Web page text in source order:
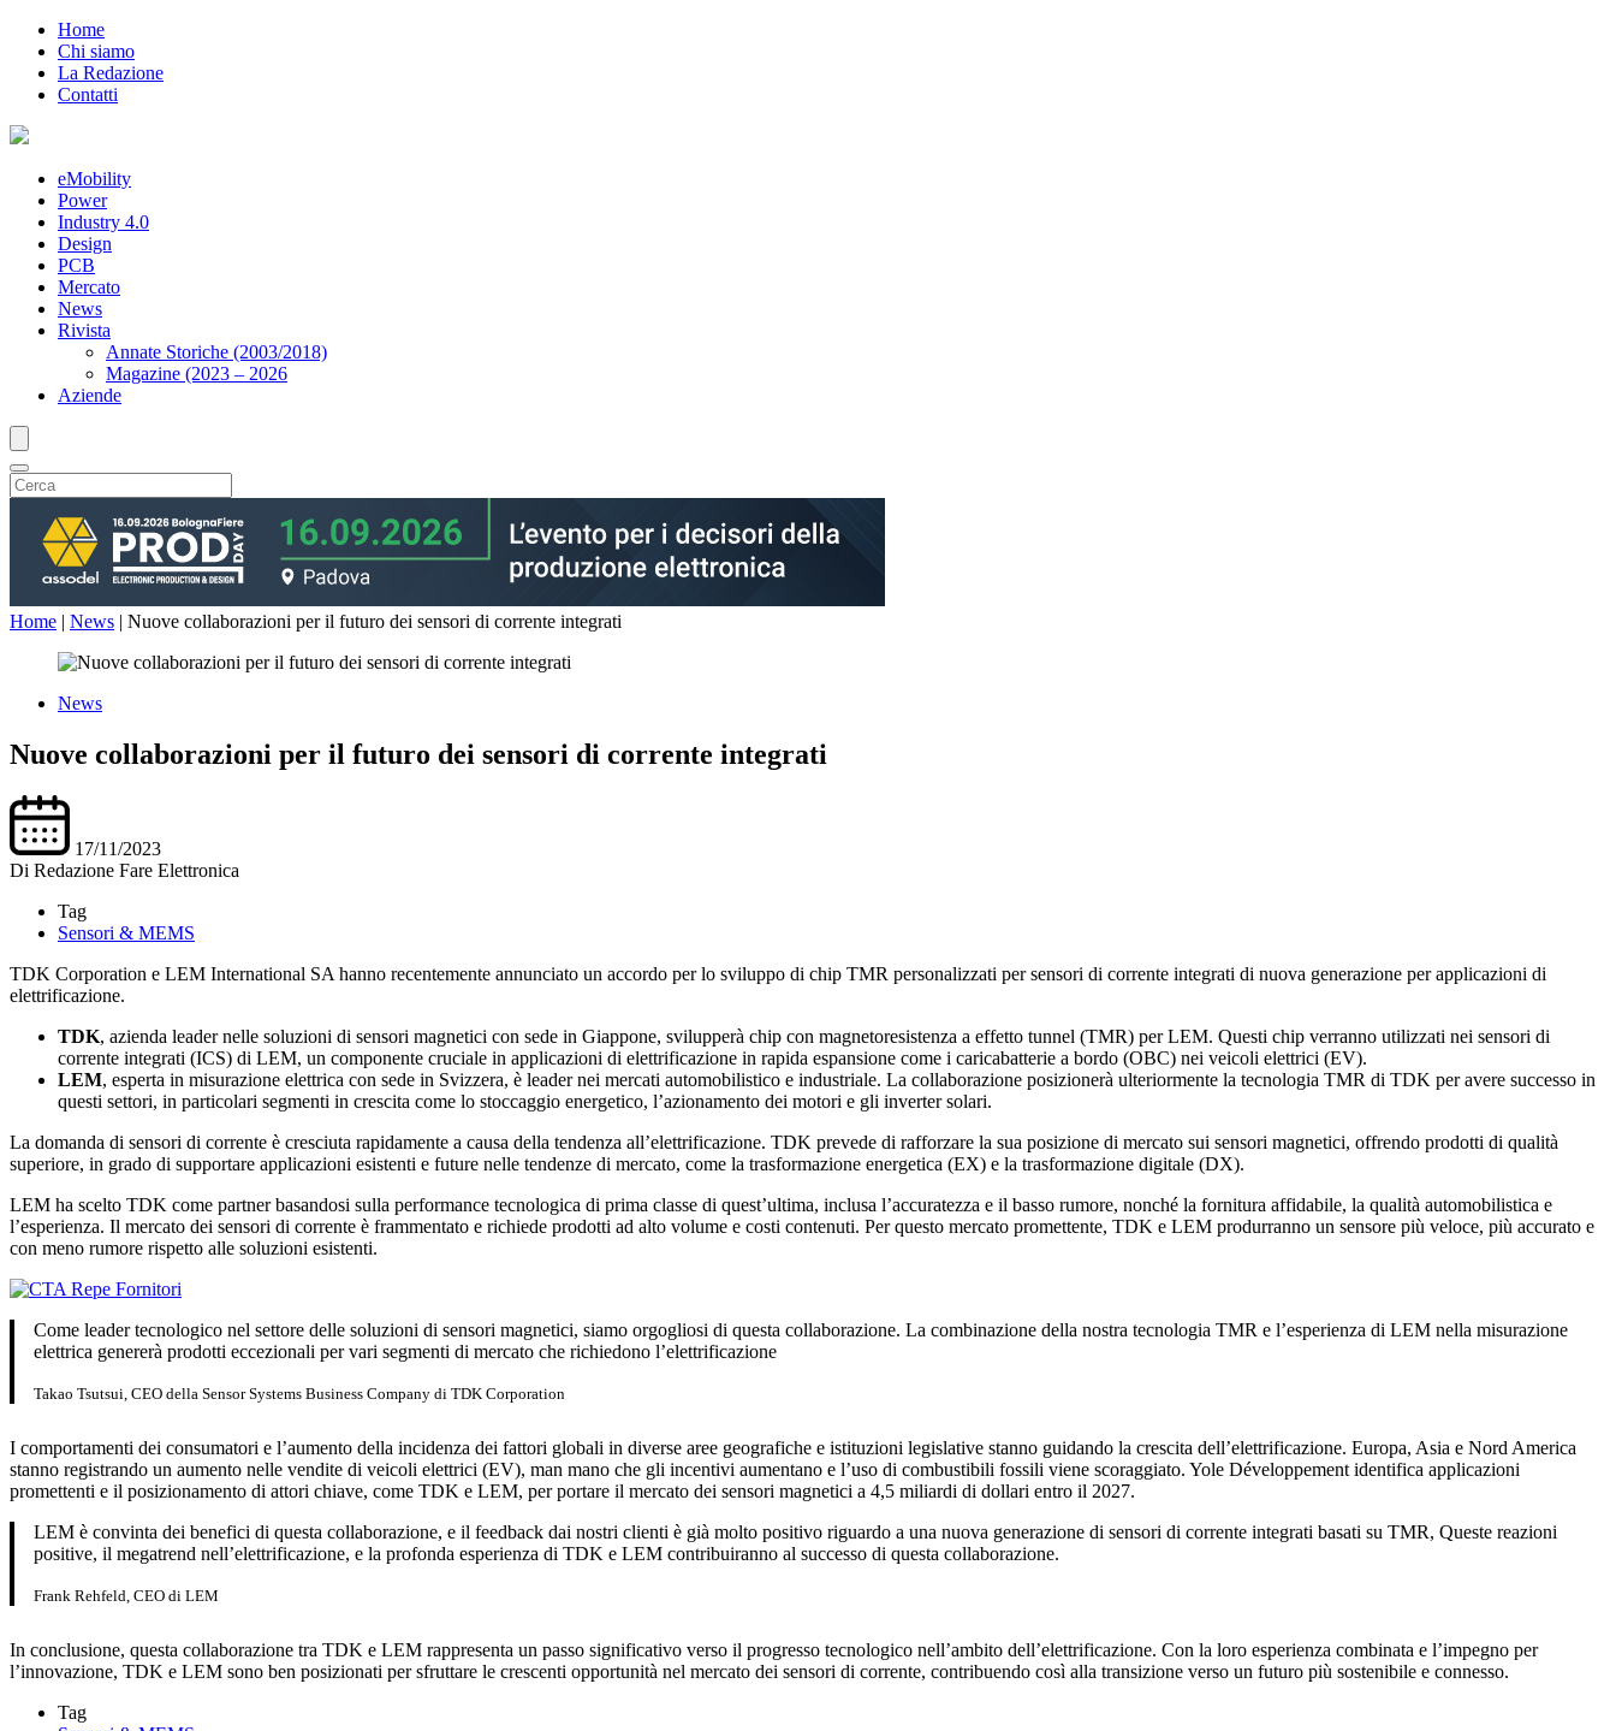
Home
Chi siamo
La Redazione
Contatti
eMobility
Power
Industry 4.0
Design
PCB
Mercato
News
Rivista
Annate Storiche (2003/2018)
Magazine (2023 – 2026
Aziende
Home | News | Nuove collaborazioni per il futuro dei sensori di corrente integrati
News
Nuove collaborazioni per il futuro dei sensori di corrente integrati
17/11/2023
Di Redazione Fare Elettronica
Tag
Sensori & MEMS
TDK Corporation e LEM International SA hanno recentemente annunciato un accordo per lo sviluppo di chip TMR personalizzati per sensori di corrente integrati di nuova generazione per applicazioni di
elettrificazione.
TDK, azienda leader nelle soluzioni di sensori magnetici con sede in Giappone, svilupperà chip con magnetoresistenza a effetto tunnel (TMR) per LEM. Questi chip verranno utilizzati nei sensori di
corrente integrati (ICS) di LEM, un componente cruciale in applicazioni di elettrificazione in rapida espansione come i caricabatterie a bordo (OBC) nei veicoli elettrici (EV).
LEM, esperta in misurazione elettrica con sede in Svizzera, è leader nei mercati automobilistico e industriale. La collaborazione posizionerà ulteriormente la tecnologia TMR di TDK per avere successo in
questi settori, in particolari segmenti in crescita come lo stoccaggio energetico, l’azionamento dei motori e gli inverter solari.
La domanda di sensori di corrente è cresciuta rapidamente a causa della tendenza all’elettrificazione. TDK prevede di rafforzare la sua posizione di mercato sui sensori magnetici, offrendo prodotti di qualità
superiore, in grado di supportare applicazioni esistenti e future nelle tendenze di mercato, come la trasformazione energetica (EX) e la trasformazione digitale (DX).
LEM ha scelto TDK come partner basandosi sulla performance tecnologica di prima classe di quest’ultima, inclusa l’accuratezza e il basso rumore, nonché la fornitura affidabile, la qualità automobilistica e
l’esperienza. Il mercato dei sensori di corrente è frammentato e richiede prodotti ad alto volume e costi contenuti. Per questo mercato promettente, TDK e LEM produrranno un sensore più veloce, più accurato e
con meno rumore rispetto alle soluzioni esistenti.
Come leader tecnologico nel settore delle soluzioni di sensori magnetici, siamo orgogliosi di questa collaborazione. La combinazione della nostra tecnologia TMR e l’esperienza di LEM nella misurazione
elettrica genererà prodotti eccezionali per vari segmenti di mercato che richiedono l’elettrificazione
Takao Tsutsui, CEO della Sensor Systems Business Company di TDK Corporation
I comportamenti dei consumatori e l’aumento della incidenza dei fattori globali in diverse aree geografiche e istituzioni legislative stanno guidando la crescita dell’elettrificazione. Europa, Asia e Nord America
stanno registrando un aumento nelle vendite di veicoli elettrici (EV), man mano che gli incentivi aumentano e l’uso di combustibili fossili viene scoraggiato. Yole Développement identifica applicazioni
promettenti e il posizionamento di attori chiave, come TDK e LEM, per portare il mercato dei sensori magnetici a 4,5 miliardi di dollari entro il 2027.
LEM è convinta dei benefici di questa collaborazione, e il feedback dai nostri clienti è già molto positivo riguardo a una nuova generazione di sensori di corrente integrati basati su TMR, Queste reazioni
positive, il megatrend nell’elettrificazione, e la profonda esperienza di TDK e LEM contribuiranno al successo di questa collaborazione.
Frank Rehfeld, CEO di LEM
In conclusione, questa collaborazione tra TDK e LEM rappresenta un passo significativo verso il progresso tecnologico nell’ambito dell’elettrificazione. Con la loro esperienza combinata e l’impegno per
l’innovazione, TDK e LEM sono ben posizionati per sfruttare le crescenti opportunità nel mercato dei sensori di corrente, contribuendo così alla transizione verso un futuro più sostenibile e connesso.
Tag